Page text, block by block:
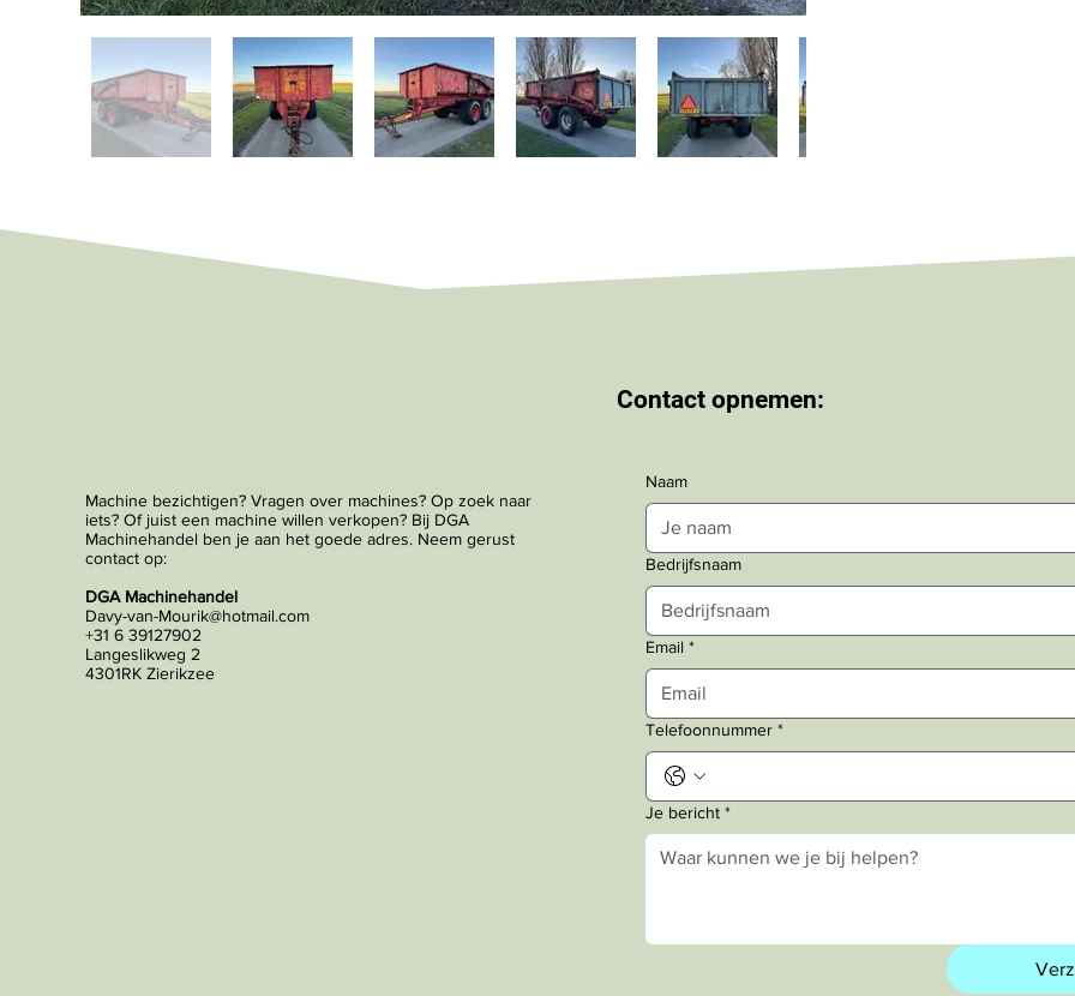
Contact opnemen:
Naam
Bedrijfsnaam
Email *
Telefoonnummer *
Je bericht *
Machine bezichtigen? Vragen over machines? Op zoek naar
iets? Of juist een machine willen verkopen? Bij DGA
Machinehandel ben je aan het goede adres. Neem gerust
contact op:
DGA Machinehandel
Davy-van-Mourik@hotmail.com
+31 6 39127902
Langeslikweg 2
4301RK Zierikzee